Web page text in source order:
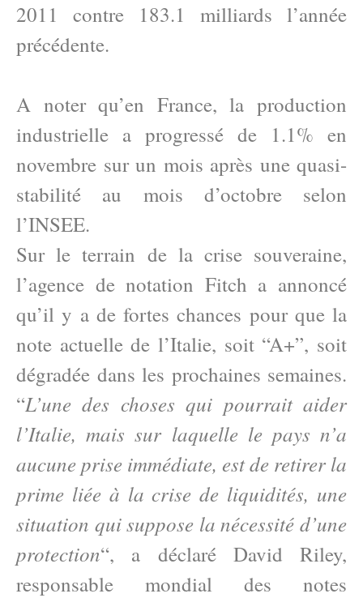
2011 contre 183.1 milliards l’année
précédente.
A noter qu’en France, la production
industrielle a progressé de 1.1% en
novembre sur un mois après une quasi-
stabilité au mois d’octobre selon
l’INSEE.
Sur le terrain de la crise souveraine,
l’agence de notation Fitch a annoncé
qu’il y a de fortes chances pour que la
note actuelle de l’Italie, soit “A+”, soit
dégradée dans les prochaines semaines.
“L’une des choses qui pourrait aider
l’Italie, mais sur laquelle le pays n’a
aucune prise immédiate, est de retirer la
prime liée à la crise de liquidités, une
situation qui suppose la nécessité d’une
protection“, a déclaré David Riley,
responsable mondial des notes